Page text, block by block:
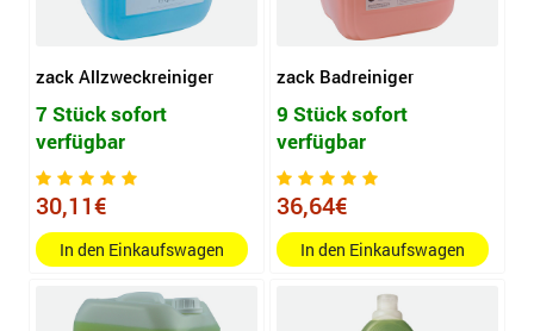
zack Allzweckreiniger
7 Stück sofort
verfügbar
30,11€
In den Einkaufswagen
zack Badreiniger
9 Stück sofort
verfügbar
36,64€
In den Einkaufswagen